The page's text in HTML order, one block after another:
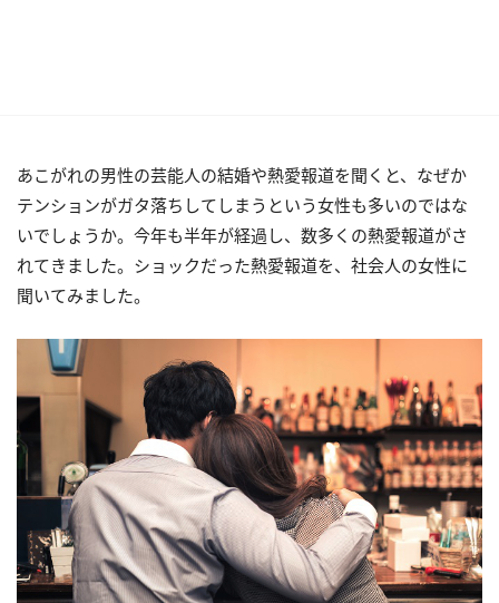
あこがれの男性の芸能人の結婚や熱愛報道を聞くと、なぜか
テンションがガタ落ちしてしまうという女性も多いのではな
いでしょうか。今年も半年が経過し、数多くの熱愛報道がさ
れてきました。ショックだった熱愛報道を、社会人の女性に
聞いてみました。